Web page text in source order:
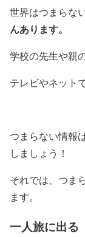
世界はつまらな
んあります。
学校の先生や親
テレビやネット
つまらない情報
しましょう！
それでは、つま
ます。
一人旅に出る